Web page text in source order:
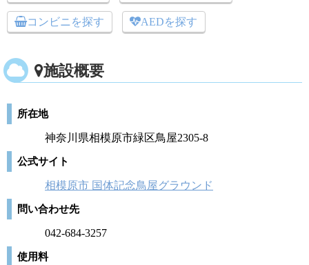
コンビニを探す AEDを探す
施設概要
所在地
神奈川県相模原市緑区鳥屋2305-8
公式サイト
相模原市 国体記念鳥屋グラウンド
問い合わせ先
042-684-3257
使用料